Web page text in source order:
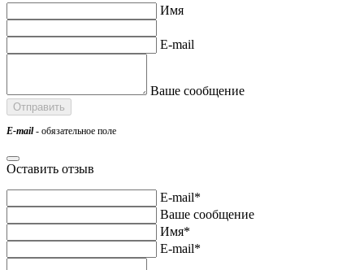
Имя
E-mail
Ваше сообщение
E-mail- обязательное поле
Оставить отзыв
E-mail*
Ваше сообщение
Имя*
E-mail*